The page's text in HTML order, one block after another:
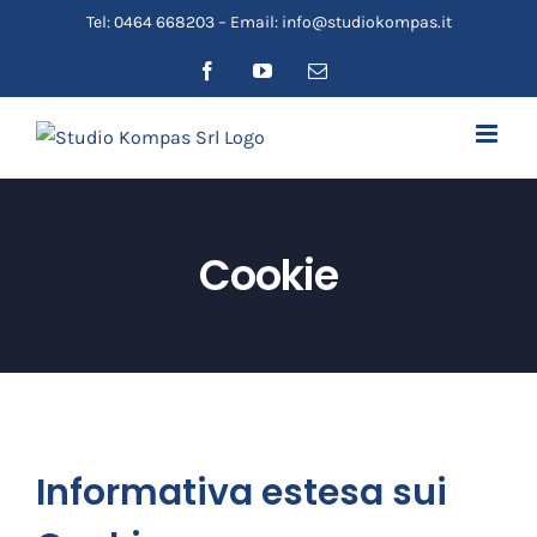
Tel: 0464 668203 – Email: info@studiokompas.it
FacebookYouTubeEmail
Cookie
Informativa estesa sui